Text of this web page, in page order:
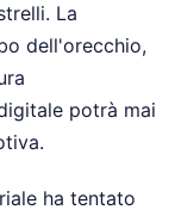
La
dell'orecchio,
potrà mai
ha tentato